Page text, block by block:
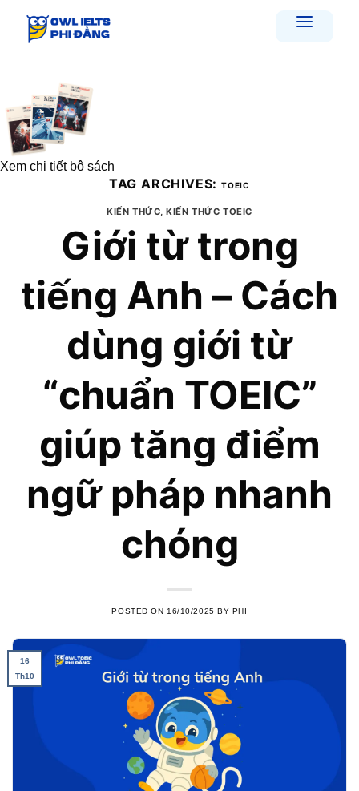
Xem chi tiết bộ sách
TAG ARCHIVES:TOEIC
KIẾN THỨC,KIẾN THỨC TOEIC
Giới từ trong
tiếng Anh – Cách
dùng giới từ
“chuẩn TOEIC”
giúp tăng điểm
ngữ pháp nhanh
chóng
POSTED ON 16/10/2025 BY PHI
16
Th10